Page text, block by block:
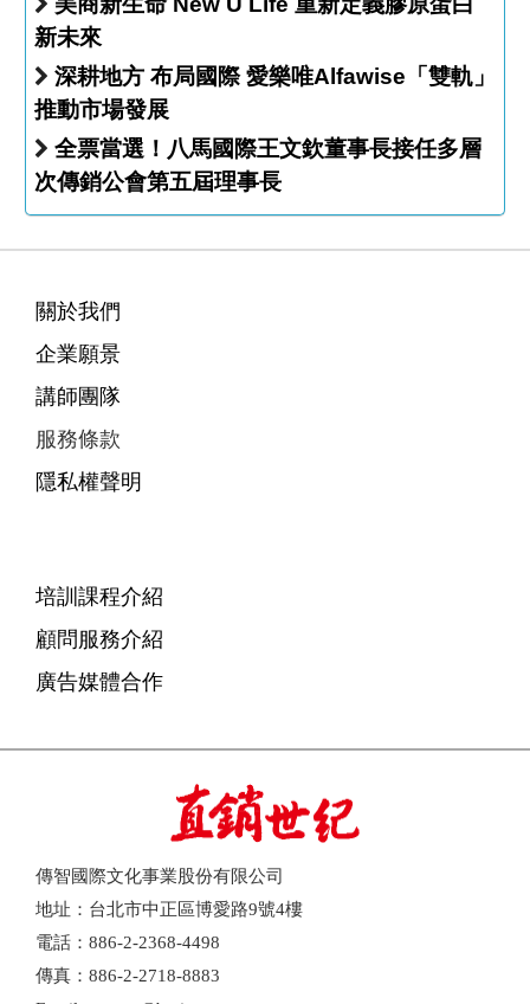
新未來
深耕地方 布局國際 愛樂唯Alfawise「雙軌」
推動市場發展
全票當選！八馬國際王文欽董事長接任多層
次傳銷公會第五屆理事長
關於我們
企業願景
講師團隊
服務條款
隱私權聲明
培訓課程介紹
顧問服務介紹
廣告媒體合作
傳智國際文化事業股份有限公司
地址：台北市中正區博愛路9號4樓
電話：886-2-2368-4498
傳真：886-2-2718-8883